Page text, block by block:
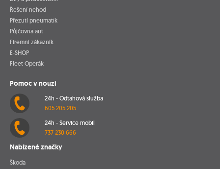
Řešení nehod
Přezutí pneumatik
Půjčovna aut
Firemní zákazník
E-SHOP
Fleet Operák
Pomoc v nouzi
24h - Odtahová služba
605 205 205
24h - Service mobil
737 230 666
Nabízené značky
Škoda